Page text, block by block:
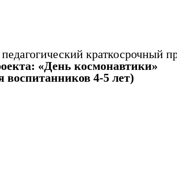
краткосрочный
«День космонавтики»
воспитанников 4-5 лет)